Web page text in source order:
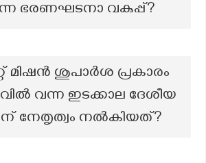
ഭരണഘടനാ വകുപ്പ്?
മിഷൻ ശുപാർശ പ്രകാരം
വന്ന ഇടക്കാല ദേശീയ
നേതൃത്വം നൽകിയത്?